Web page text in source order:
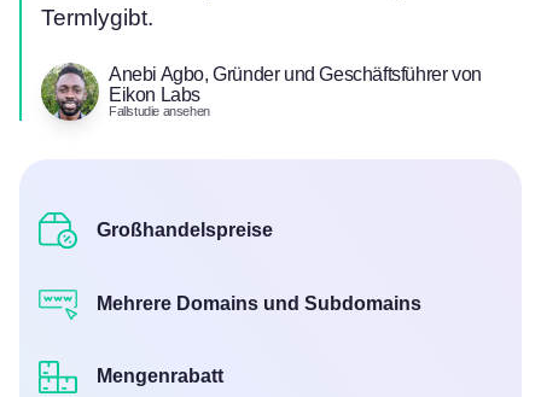
Termlygibt.
Anebi Agbo, Gründer und Geschäftsführer von
Eikon Labs
Fallstudie ansehen
Großhandelspreise
Mehrere Domains und Subdomains
Mengenrabatt